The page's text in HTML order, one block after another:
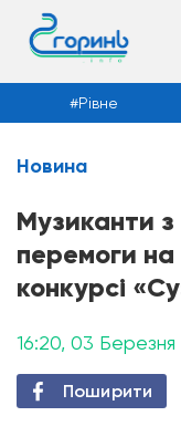
Новини
Рівне
Новина
Музиканти
перемоги на
конкурсі
16:20, 03 Березня
Поширити